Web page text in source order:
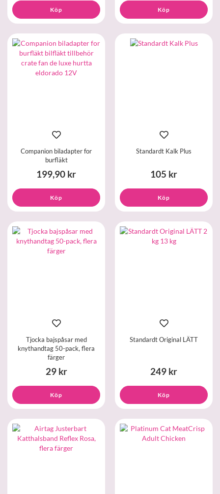
Köp Köp
Companion biladapter for
burfläkt
199,90 kr
Köp
Standardt Kalk Plus
105 kr
Köp
Tjocka bajspåsar med
knythandtag 50-pack, flera
färger
29 kr
Köp
Standardt Original LÄTT
249 kr
Köp